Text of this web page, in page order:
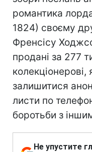
романтика
1824) своєму
Френсісу
продані за 277
залишитися
листи по
боротьби з
Не упустите